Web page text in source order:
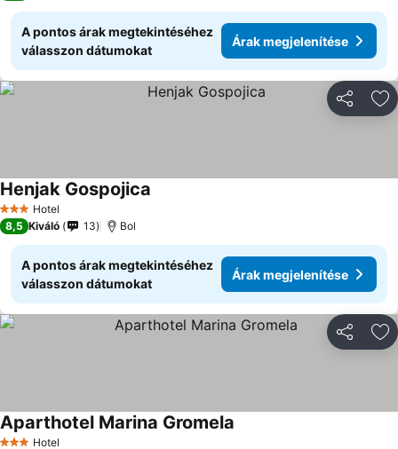
A pontos árak megtekintéséhez
válasszon dátumokat
Árak megjelenítése
3 Kategória
Hotel
Henjak Gospojica
8,5 Kiváló 13 Bol
A pontos árak megtekintéséhez
válasszon dátumokat
Árak megjelenítése
Hotel
Aparthotel Marina Gromela